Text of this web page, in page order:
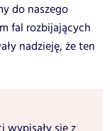
do naszego
fal rozbijających
nadzieję, że ten